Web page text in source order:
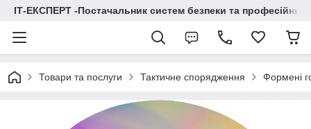
ІТ-ЕКСПЕРТ -Постачальник систем безпеки та професійних
Товари та послуги Тактичне спорядження Формені